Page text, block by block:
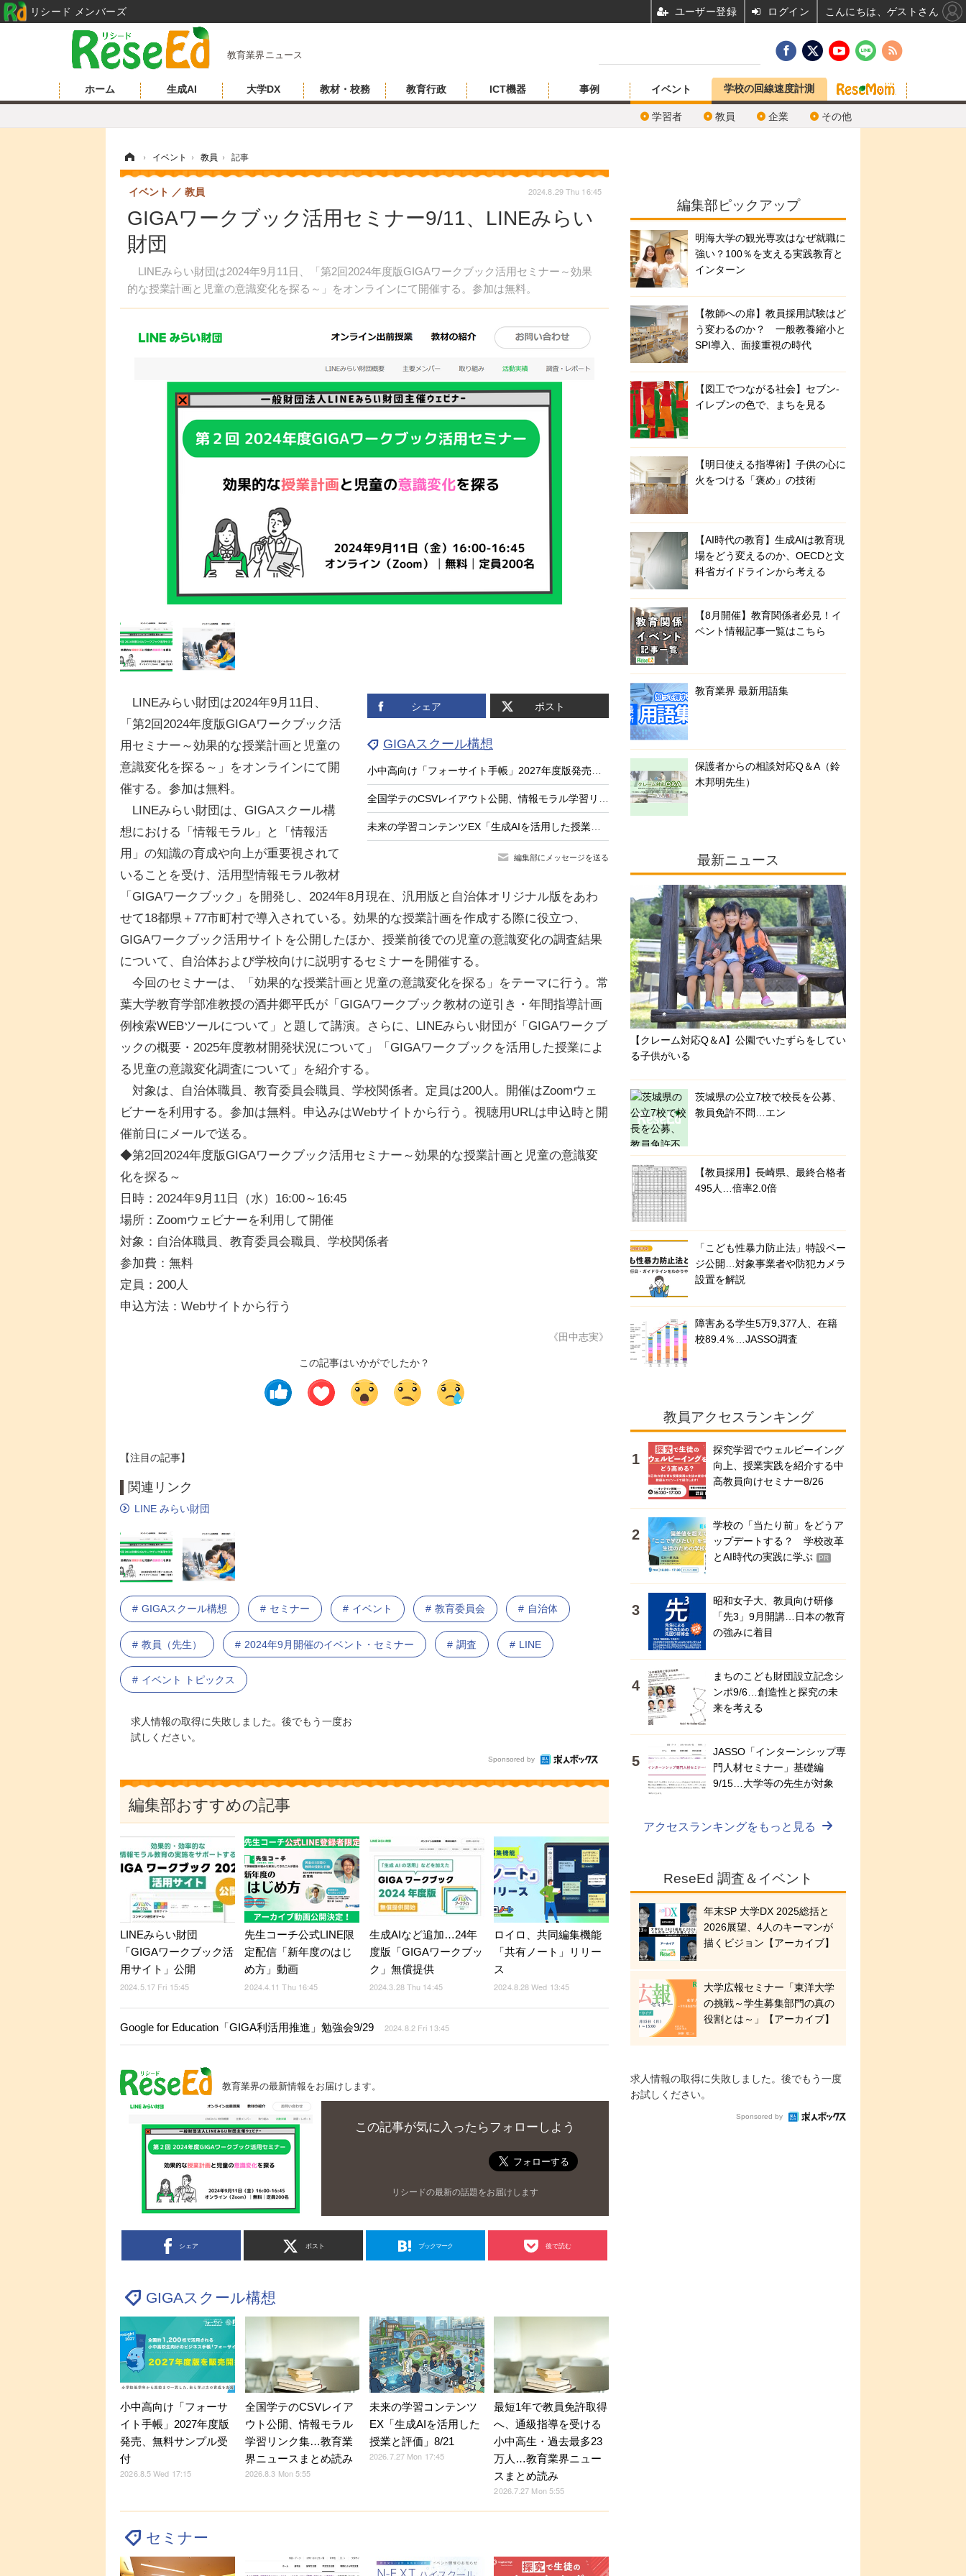
教育業界ニュース
ホーム 生成AI 大学DX 教材・校務 教育行政 ICT機器 事例 イベント
学習者 教員 企業 その他
学校の回線速度計測
› イベント › 教員 › 記事
GIGAワークブック活用セミナー9/11、LINEみらい
財団
LINEみらい財団は2024年9月11日、「第2回2024年度版GIGAワークブック活用セミナー～効果
的な授業計画と児童の意識変化を探る～」をオンラインにて開催する。参加は無料。
イベント 教員 2024.8.29 Thu 16:45
シェア ポスト
GIGAスクール構想
小中高向け「フォーサイト手帳」2027年度版発売、無料サンプル受付
全国学テのCSVレイアウト公開、情報モラル学習リンク集…教育業界ニュースまとめ読み
未来の学習コンテンツEX「生成AIを活用した授業と評価」8/21
編集部にメッセージを送る
LINEみらい財団は2024年9月11日、
「第2回2024年度版GIGAワークブック活
用セミナー～効果的な授業計画と児童の
意識変化を探る～」をオンラインにて開
催する。参加は無料。
LINEみらい財団は、GIGAスクール構
想における「情報モラル」と「情報活
用」の知識の育成や向上が重要視されて
いることを受け、活用型情報モラル教材
「GIGAワークブック」を開発し、2024年8月現在、汎用版と自治体オリジナル版をあわ
せて18都県＋77市町村で導入されている。効果的な授業計画を作成する際に役立つ、
GIGAワークブック活用サイトを公開したほか、授業前後での児童の意識変化の調査結果
について、自治体および学校向けに説明するセミナーを開催する。
今回のセミナーは、「効果的な授業計画と児童の意識変化を探る」をテーマに行う。常
葉大学教育学部准教授の酒井郷平氏が「GIGAワークブック教材の逆引き・年間指導計画
例検索WEBツールについて」と題して講演。さらに、LINEみらい財団が「GIGAワークブ
ックの概要・2025年度教材開発状況について」「GIGAワークブックを活用した授業によ
る児童の意識変化調査について」を紹介する。
対象は、自治体職員、教育委員会職員、学校関係者。定員は200人。開催はZoomウェ
ビナーを利用する。参加は無料。申込みはWebサイトから行う。視聴用URLは申込時と開
催前日にメールで送る。
◆第2回2024年度版GIGAワークブック活用セミナー～効果的な授業計画と児童の意識変
化を探る～
日時：2024年9月11日（水）16:00～16:45
場所：Zoomウェビナーを利用して開催
対象：自治体職員、教育委員会職員、学校関係者
参加費：無料
定員：200人
申込方法：Webサイトから行う
《田中志実》
この記事はいかがでしたか？
【注目の記事】
関連リンク
LINE みらい財団
GIGAスクール構想 セミナー イベント 教育委員会 自治体
教員（先生） 2024年9月開催のイベント・セミナー 調査 LINE
イベント トピックス
求人情報の取得に失敗しました。後でもう一度お
試しください。
Sponsored by
編集部おすすめの記事
LINEみらい財団
「GIGAワークブック活
用サイト」公開
2024.5.17 Fri 15:45
先生コーチ公式LINE限
定配信「新年度のはじ
め方」動画
2024.4.11 Thu 16:45
生成AIなど追加…24年
度版「GIGAワークブッ
ク」無償提供
2024.3.28 Thu 14:45
ロイロ、共同編集機能
「共有ノート」リリー
ス
2024.8.28 Wed 13:45
Google for Education「GIGA利活用推進」勉強会9/29 2024.8.2 Fri 13:45
教育業界の最新情報をお届けします。
この記事が気に入ったらフォローしよう
リシードの最新の話題をお届けします
シェア ポスト ブックマーク 後で読む
GIGAスクール構想
小中高向け「フォーサ
イト手帳」2027年度版
発売、無料サンプル受
付
2026.8.5 Wed 17:15
全国学テのCSVレイア
ウト公開、情報モラル
学習リンク集…教育業
界ニュースまとめ読み
2026.8.3 Mon 5:55
未来の学習コンテンツ
EX「生成AIを活用した
授業と評価」8/21
2026.7.27 Mon 17:45
最短1年で教員免許取得
へ、通級指導を受ける
小中高生・過去最多23
万人…教育業界ニュー
スまとめ読み
2026.7.27 Mon 5:55
セミナー
編集部ピックアップ
明海大学の観光専攻はなぜ就職に
強い？100％を支える実践教育と
インターン
【教師への扉】教員採用試験はど
う変わるのか？ 一般教養縮小と
SPI導入、面接重視の時代
【図工でつながる社会】セブン‐
イレブンの色で、まちを見る
【明日使える指導術】子供の心に
火をつける「褒め」の技術
【AI時代の教育】生成AIは教育現
場をどう変えるのか、OECDと文
科省ガイドラインから考える
【8月開催】教育関係者必見！イ
ベント情報記事一覧はこちら
教育業界 最新用語集
保護者からの相談対応Q＆A（鈴
木邦明先生）
最新ニュース
【クレーム対応Q＆A】公園でいたずらをしてい
る子供がいる
茨城県の公立7校で校長を公募、
教員免許不問…エン
【教員採用】長崎県、最終合格者
495人…倍率2.0倍
「こども性暴力防止法」特設ペー
ジ公開…対象事業者や防犯カメラ
設置を解説
障害ある学生5万9,377人、在籍
校89.4％…JASSO調査
教員アクセスランキング
探究学習でウェルビーイング
向上、授業実践を紹介する中
高教員向けセミナー8/26
学校の「当たり前」をどうア
ップデートする？ 学校改革
とAI時代の実践に学ぶ
PR
昭和女子大、教員向け研修
「先3」9月開講…日本の教育
の強みに着目
まちのこども財団設立記念シ
ンポ9/6…創造性と探究の未
来を考える
JASSO「インターンシップ専
門人材セミナー」基礎編
9/15…大学等の先生が対象
アクセスランキングをもっと見る
ReseEd 調査＆イベント
年末SP 大学DX 2025総括と
2026展望、4人のキーマンが
描くビジョン【アーカイブ】
大学広報セミナー「東洋大学
の挑戦～学生募集部門の真の
役割とは～」【アーカイブ】
求人情報の取得に失敗しました。後でもう一度
お試しください。
Sponsored by
リシード メンバーズ ユーザー登録 ログイン こんにちは、ゲストさん